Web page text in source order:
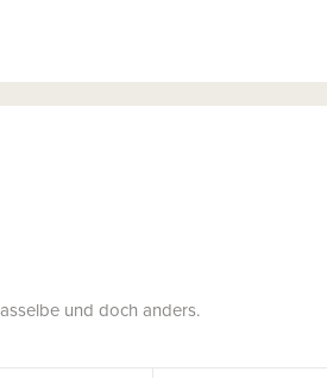
und doch anders.